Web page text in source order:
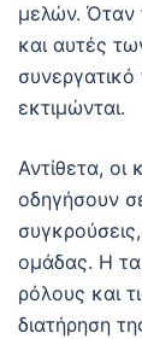
μελών. Όταν
και αυτές
συνεργατικό
εκτιμώνται.
Αντίθετα, οι
οδηγήσουν
ομάδας. Η
ρόλους και
διατήρηση